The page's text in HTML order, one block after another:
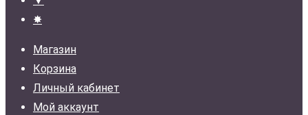
✸
Магазин
Корзина
Личный кабинет
Мой аккаунт